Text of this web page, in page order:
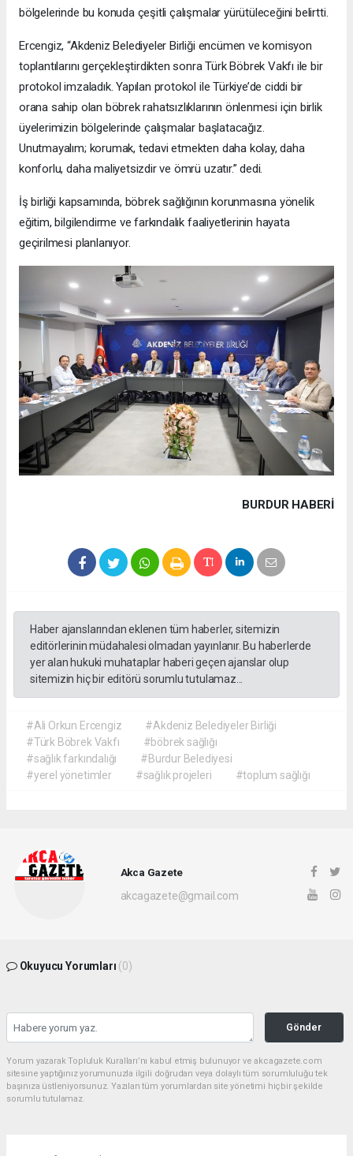
bölgelerinde bu konuda çeşitli çalışmalar yürütüleceğini belirtti.
Ercengiz, “Akdeniz Belediyeler Birliği encümen ve komisyon
toplantılarını gerçekleştirdikten sonra Türk Böbrek Vakfı ile bir
protokol imzaladık. Yapılan protokol ile Türkiye’de ciddi bir
orana sahip olan böbrek rahatsızlıklarının önlenmesi için birlik
üyelerimizin bölgelerinde çalışmalar başlatacağız.
Unutmayalım; korumak, tedavi etmekten daha kolay, daha
konforlu, daha maliyetsizdir ve ömrü uzatır.” dedi.
İş birliği kapsamında, böbrek sağlığının korunmasına yönelik
eğitim, bilgilendirme ve farkındalık faaliyetlerinin hayata
geçirilmesi planlanıyor.
BURDUR HABERİ
Haber ajanslarından eklenen tüm haberler, sitemizin
editörlerinin müdahalesi olmadan yayınlanır. Bu haberlerde
yer alan hukuki muhataplar haberi geçen ajanslar olup
sitemizin hiç bir editörü sorumlu tutulamaz...
#Ali Orkun Ercengiz
#Akdeniz Belediyeler Birliği
#Türk Böbrek Vakfı
#böbrek sağlığı
#sağlık farkındalığı
#Burdur Belediyesi
#yerel yönetimler
#sağlık projeleri #toplum sağlığı
Akca Gazete
akcagazete@gmail.com
Okuyucu Yorumları (0)
Gönder
Yorum yazarak Topluluk Kuralları’nı kabul etmiş bulunuyor ve akcagazete.com
sitesine yaptığınız yorumunuzla ilgili doğrudan veya dolaylı tüm sorumluluğu tek
başınıza üstleniyorsunuz. Yazılan tüm yorumlardan site yönetimi hiçbir şekilde
sorumlu tutulamaz.